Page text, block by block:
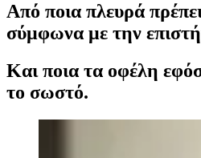
Από ποια πλευρά
σύμφωνα με την
Και ποια τα οφέλη
το σωστό.